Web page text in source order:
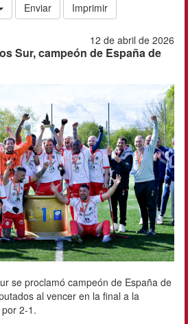
Enviar Imprimir
12 de abril de 2026
Sur, campeón de España de
se proclamó campeón de España de
al vencer en la final a la
2-1.